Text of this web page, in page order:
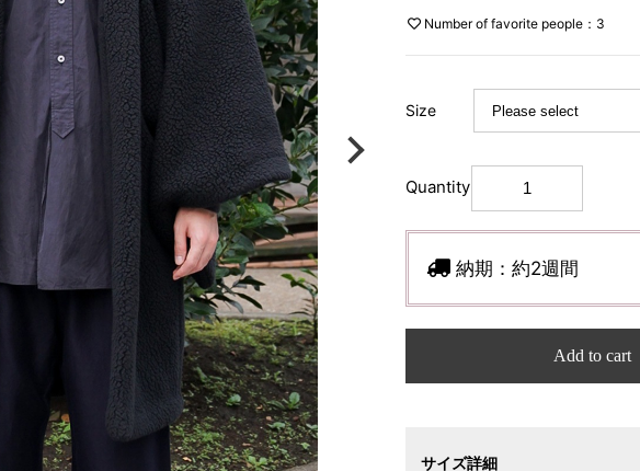
Number of favorite people：3
Size
Quantity
納期： 約2週間
Add to cart
サイズ詳細